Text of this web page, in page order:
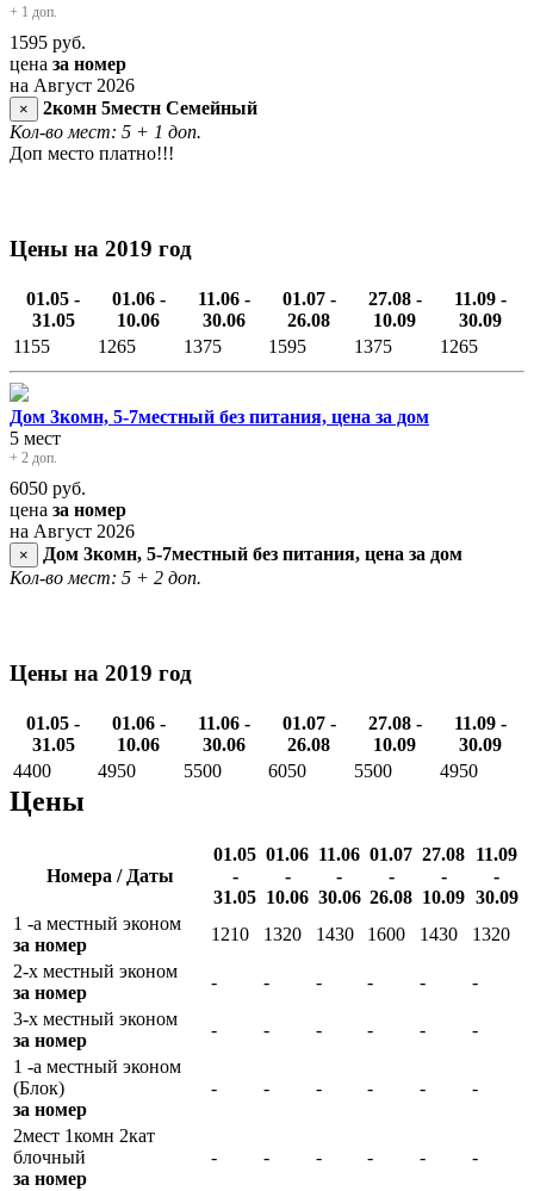
+ 1 доп.
1595 руб.
цена за номер
на Август 2026
×
2комн 5местн Семейный
Кол-во мест: 5 + 1 доп.
Доп место платно!!!
Цены на 2019 год
01.05 -
31.05
01.06 -
10.06
11.06 -
30.06
01.07 -
26.08
27.08 -
10.09
11.09 -
30.09
1155
1265 1375 1595 1375 1265
Дом 3комн, 5-7местный без питания, цена за дом
5 мест
+ 2 доп.
6050 руб.
цена за номер
на Август 2026
×
Дом 3комн, 5-7местный без питания, цена за дом
Кол-во мест: 5 + 2 доп.
Цены на 2019 год
01.05 -
31.05
01.06 -
10.06
11.06 -
30.06
01.07 -
26.08
27.08 -
10.09
11.09 -
30.09
4400
4950 5500 6050 5500 4950
Цены
Номера / Даты
01.05
-
31.05
01.06
-
10.06
11.06
-
30.06
01.07
-
26.08
27.08
-
10.09
11.09
-
30.09
1 -а местный эконом
за номер
1210 1320 1430 1600 1430
1320
2-х местный эконом
за номер
- - - - -
-
3-х местный эконом
за номер
- - - - -
-
1 -а местный эконом
(Блок)
за номер
- - - - - -
2мест 1комн 2кат
блочный
за номер
- - - - - -